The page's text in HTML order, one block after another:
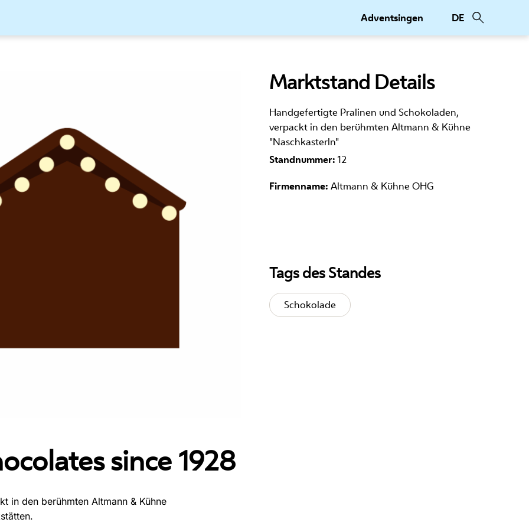
Adventsingen DE
since 1928
in den berühmten Altmann & Kühne
Marktstand Details
Handgefertigte Pralinen und Schokoladen,
verpackt in den berühmten Altmann & Kühne
"Naschkasterln"
Standnummer: 12
Firmenname: Altmann & Kühne OHG
Tags des Standes
Schokolade